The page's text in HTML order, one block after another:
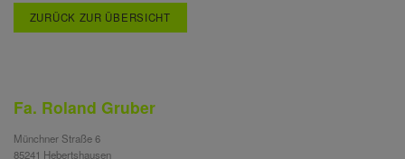
ZURÜCK ZUR ÜBERSICHT
Fa. Roland Gruber
Münchner Straße 6
85241 Hebertshausen